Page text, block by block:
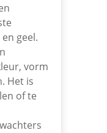
geel.
vorm
Het is
of te